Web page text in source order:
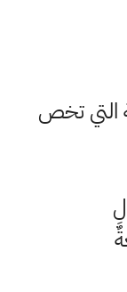
التي تخص